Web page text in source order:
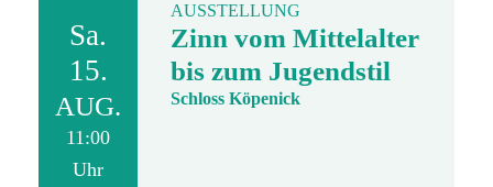
Sa.
15.
AUG.
11:00
Uhr
AUSSTELLUNG
Zinn vom Mittelalter
bis zum Jugendstil
Schloss Köpenick